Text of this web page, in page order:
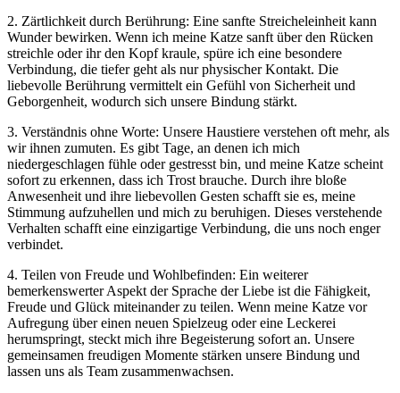
2. Zärtlichkeit durch⁢ Berührung: ⁤Eine sanfte Streicheleinheit kann
Wunder bewirken. Wenn ich meine Katze ​sanft über den Rücken
streichle⁤ oder ihr den Kopf kraule, spüre ich eine besondere
Verbindung,‌ die tiefer⁢ geht als nur​ physischer ⁢Kontakt. ‌Die
liebevolle Berührung vermittelt ‍ein Gefühl von​ Sicherheit und
Geborgenheit, wodurch sich​ unsere⁤ Bindung stärkt.
3. Verständnis ohne Worte: Unsere Haustiere verstehen‍ oft ‍mehr,​ als
wir ihnen zumuten. Es gibt Tage, an denen ‍ich mich
niedergeschlagen fühle oder gestresst bin, und meine Katze ‌scheint
sofort zu erkennen, dass ich Trost brauche. Durch ihre bloße⁤
Anwesenheit und ihre ⁢liebevollen Gesten schafft sie es, meine
Stimmung ⁢aufzuhellen und mich zu beruhigen. Dieses verstehende
Verhalten schafft eine einzigartige Verbindung, die uns noch⁢ enger
verbindet.
4. ​Teilen von Freude ‍und Wohlbefinden: Ein weiterer
bemerkenswerter⁣ Aspekt der Sprache⁢ der Liebe ist die⁢ Fähigkeit,
Freude und Glück miteinander ⁣zu⁤ teilen. Wenn meine Katze vor
Aufregung über einen neuen Spielzeug oder eine‍ Leckerei‍
herumspringt, steckt⁣ mich ihre Begeisterung sofort ‍an. Unsere
‌gemeinsamen freudigen Momente stärken​ unsere ​Bindung und‌
lassen uns als Team zusammenwachsen.